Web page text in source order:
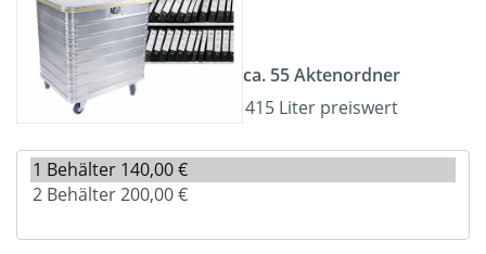
ca. 55 Aktenordner
415 Liter preiswert